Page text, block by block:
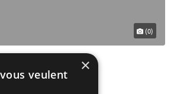
(0)
Garonne (82)
×
veulent